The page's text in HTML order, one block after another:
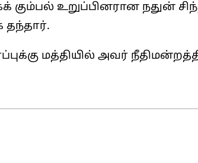
உறுப்பினரான நதுன்
தந்தார்.
மத்தியில் அவர்